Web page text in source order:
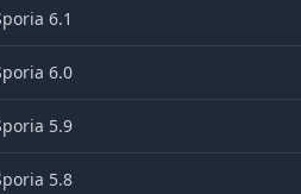
6.1
6.0
5.9
5.8